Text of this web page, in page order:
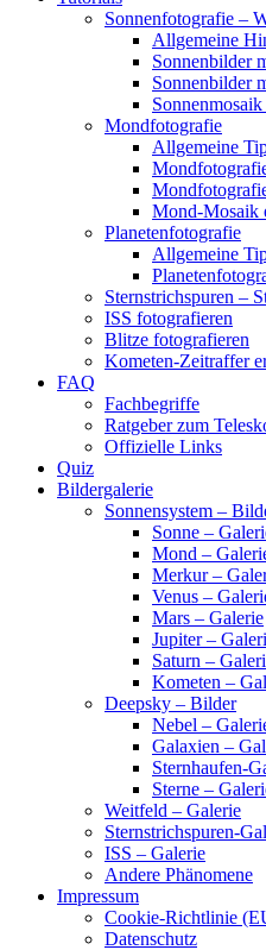
Sonnenfotografie –
Allgemeine
Sonnenbilder
Sonnenbilder
Sonnenmosaik
Mondfotografie
Allgemeine
Mond-Mosaik
Planetenfotografie
Allgemeine
Sternstrichspuren –
ISS fotografieren
Blitze fotografieren
Kometen-Zeitraffer
FAQ
Fachbegriffe
Ratgeber zum
Offizielle Links
Quiz
Bildergalerie
Sonnensystem –
Sonne –
Mond –
Merkur –
Venus –
Mars – Galerie
Jupiter –
Saturn –
Kometen –
Deepsky – Bilder
Nebel –
Galaxien –
Sternhaufen-
Sterne –
Weitfeld – Galerie
Sternstrichspuren-
ISS – Galerie
Andere Phänomene
Impressum
Cookie-Richtlinie
Datenschutz